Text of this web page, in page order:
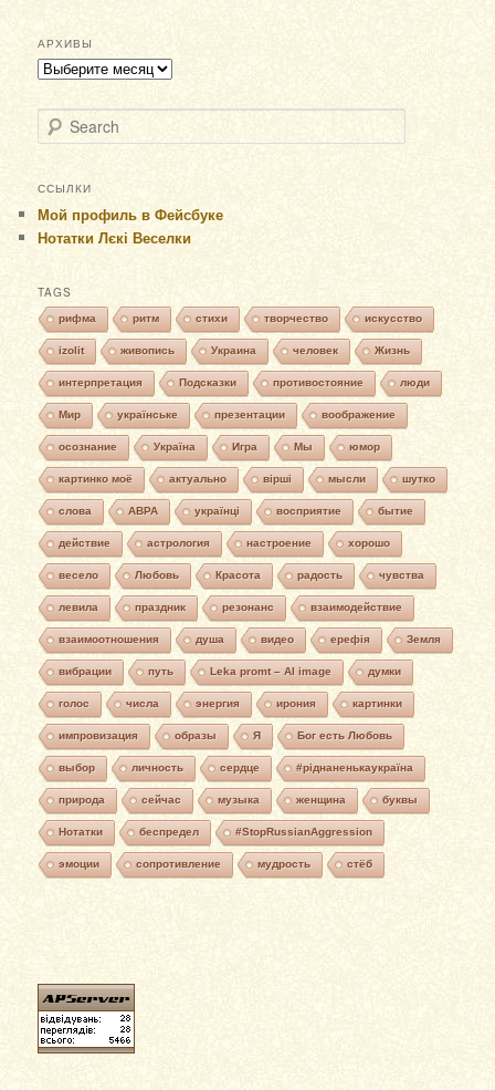
АРХИВЫ
Архивы
Search
ССЫЛКИ
Мой профиль в Фейсбуке
Нотатки Лєкі Веселки
TAGS
рифма ритм стихи творчество искусство
izolit живопись Украина человек Жизнь
интерпретация Подсказки противостояние люди
Мир українське презентации воображение
осознание Україна Игра Мы юмор
картинко моё актуально вірші мысли шутко
слова АВРА українці восприятие бытие
действие астрология настроение хорошо
весело Любовь Красота радость чувства
левила праздник резонанс взаимодействие
взаимоотношения душа видео ерефія Земля
вибрации путь Leka promt – AI image думки
голос числа энергия ирония картинки
импровизация образы Я Бог есть Любовь
выбор личность сердце #ріднаненькаукраїна
природа сейчас музыка женщина буквы
Нотатки беспредел #StopRussianAggression
эмоции сопротивление мудрость стёб